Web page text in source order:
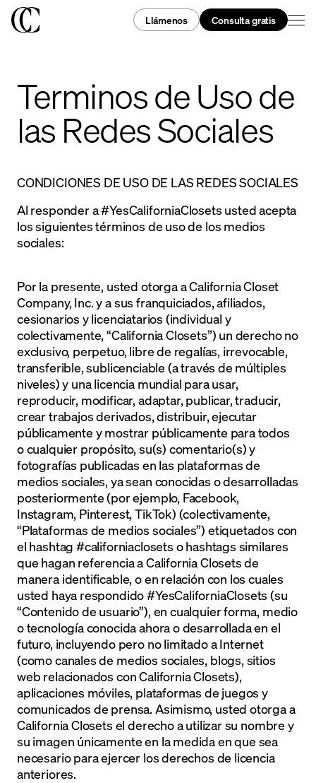
Llámenos Consulta gratis
Terminos de Uso de
las Redes Sociales
CONDICIONES DE USO DE LAS REDES SOCIALES
Al responder a #YesCaliforniaClosets usted acepta
los siguientes términos de uso de los medios
sociales:
Por la presente, usted otorga a California Closet
Company, Inc. y a sus franquiciados, afiliados,
cesionarios y licenciatarios (individual y
colectivamente, “California Closets”) un derecho no
exclusivo, perpetuo, libre de regalías, irrevocable,
transferible, sublicenciable (a través de múltiples
niveles) y una licencia mundial para usar,
reproducir, modificar, adaptar, publicar, traducir,
crear trabajos derivados, distribuir, ejecutar
públicamente y mostrar públicamente para todos
o cualquier propósito, su(s) comentario(s) y
fotografías publicadas en las plataformas de
medios sociales, ya sean conocidas o desarrolladas
posteriormente (por ejemplo, Facebook,
Instagram, Pinterest, TikTok) (colectivamente,
“Plataformas de medios sociales”) etiquetados con
el hashtag #californiaclosets o hashtags similares
que hagan referencia a California Closets de
manera identificable, o en relación con los cuales
usted haya respondido #YesCaliforniaClosets (su
“Contenido de usuario”), en cualquier forma, medio
o tecnología conocida ahora o desarrollada en el
futuro, incluyendo pero no limitado a Internet
(como canales de medios sociales, blogs, sitios
web relacionados con California Closets),
aplicaciones móviles, plataformas de juegos y
comunicados de prensa. Asimismo, usted otorga a
California Closets el derecho a utilizar su nombre y
su imagen únicamente en la medida en que sea
necesario para ejercer los derechos de licencia
anteriores.